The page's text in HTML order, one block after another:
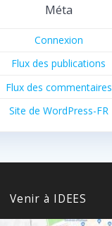
Méta
Connexion
Flux des publications
Flux des commentaires
Site de WordPress-FR
Venir à IDEES